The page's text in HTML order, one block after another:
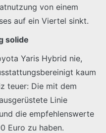
von einem
auf ein Viertel sinkt.
solide
Yaris Hybrid nie,
kaum
teuer: Die mit dem
Linie
die empfehlenswerte
Euro zu haben.